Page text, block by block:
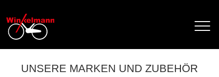
UNSERE MARKEN UND ZUBEHÖR